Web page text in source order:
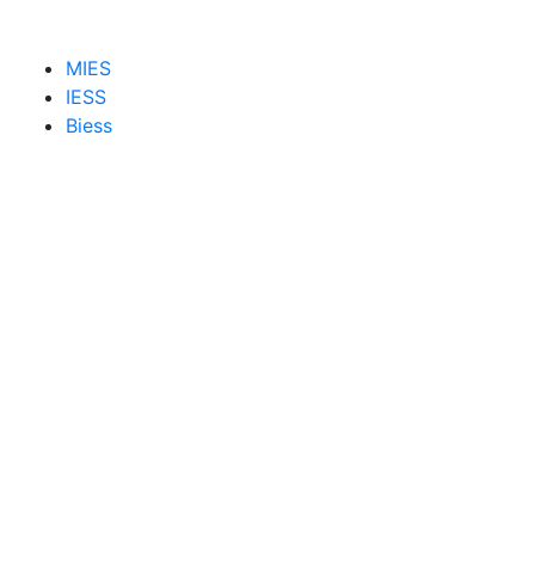
MIES
IESS
Biess